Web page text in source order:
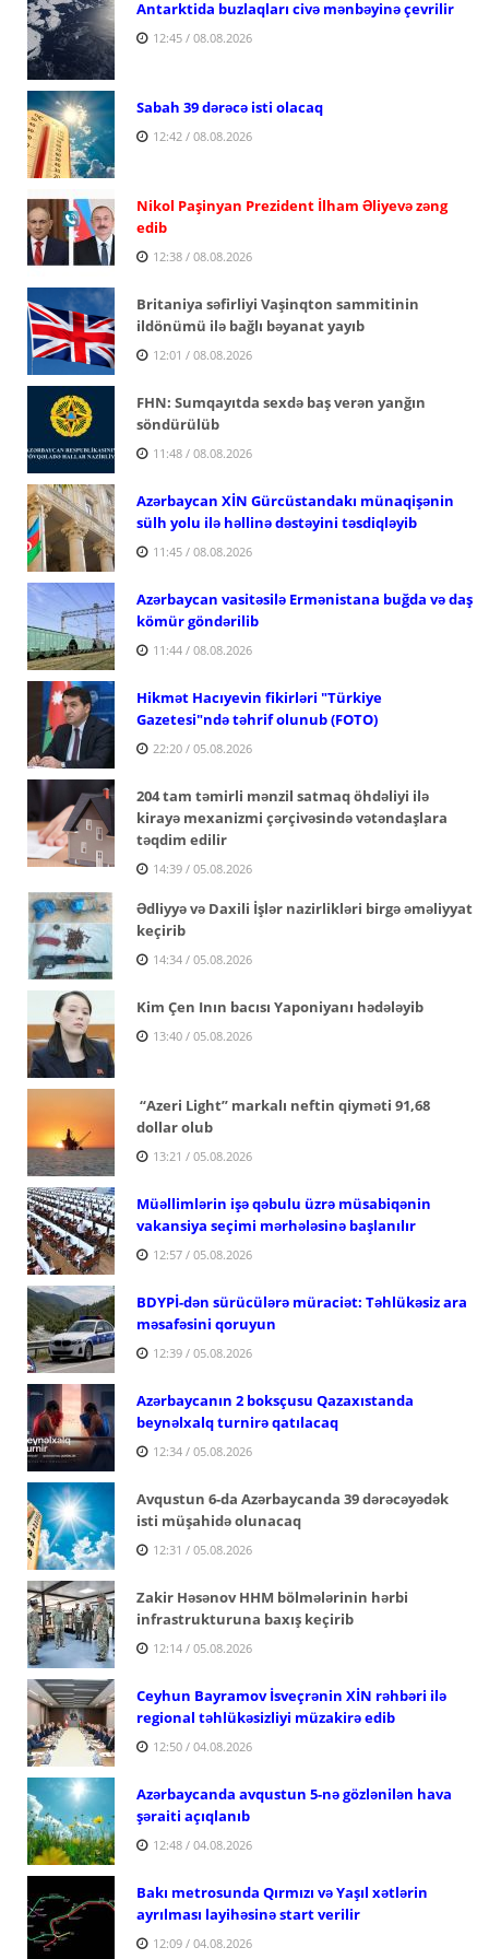
Antarktida buzlaqları civə mənbəyinə çevrilir
12:45 / 08.08.2026
Sabah 39 dərəcə isti olacaq
12:42 / 08.08.2026
Nikol Paşinyan Prezident İlham Əliyevə zəng
edib
12:38 / 08.08.2026
Britaniya səfirliyi Vaşinqton sammitinin
ildönümü ilə bağlı bəyanat yayıb
12:01 / 08.08.2026
FHN: Sumqayıtda sexdə baş verən yanğın
söndürülüb
11:48 / 08.08.2026
Azərbaycan XİN Gürcüstandakı münaqişənin
sülh yolu ilə həllinə dəstəyini təsdiqləyib
11:45 / 08.08.2026
Azərbaycan vasitəsilə Ermənistana buğda və daş
kömür göndərilib
11:44 / 08.08.2026
Hikmət Hacıyevin fikirləri "Türkiye
Gazetesi"ndə təhrif olunub (FOTO)
22:20 / 05.08.2026
204 tam təmirli mənzil satmaq öhdəliyi ilə
kirayə mexanizmi çərçivəsində vətəndaşlara
təqdim edilir
14:39 / 05.08.2026
Ədliyyə və Daxili İşlər nazirlikləri birgə əməliyyat
keçirib
14:34 / 05.08.2026
Kim Çen Inın bacısı Yaponiyanı hədələyib
13:40 / 05.08.2026
“Azeri Light” markalı neftin qiyməti 91,68
dollar olub
13:21 / 05.08.2026
Müəllimlərin işə qəbulu üzrə müsabiqənin
vakansiya seçimi mərhələsinə başlanılır
12:57 / 05.08.2026
BDYPİ-dən sürücülərə müraciət: Təhlükəsiz ara
məsafəsini qoruyun
12:39 / 05.08.2026
Azərbaycanın 2 boksçusu Qazaxıstanda
beynəlxalq turnirə qatılacaq
12:34 / 05.08.2026
Avqustun 6-da Azərbaycanda 39 dərəcəyədək
isti müşahidə olunacaq
12:31 / 05.08.2026
Zakir Həsənov HHM bölmələrinin hərbi
infrastrukturuna baxış keçirib
12:14 / 05.08.2026
Ceyhun Bayramov İsveçrənin XİN rəhbəri ilə
regional təhlükəsizliyi müzakirə edib
12:50 / 04.08.2026
Azərbaycanda avqustun 5-nə gözlənilən hava
şəraiti açıqlanıb
12:48 / 04.08.2026
Bakı metrosunda Qırmızı və Yaşıl xətlərin
ayrılması layihəsinə start verilir
12:09 / 04.08.2026